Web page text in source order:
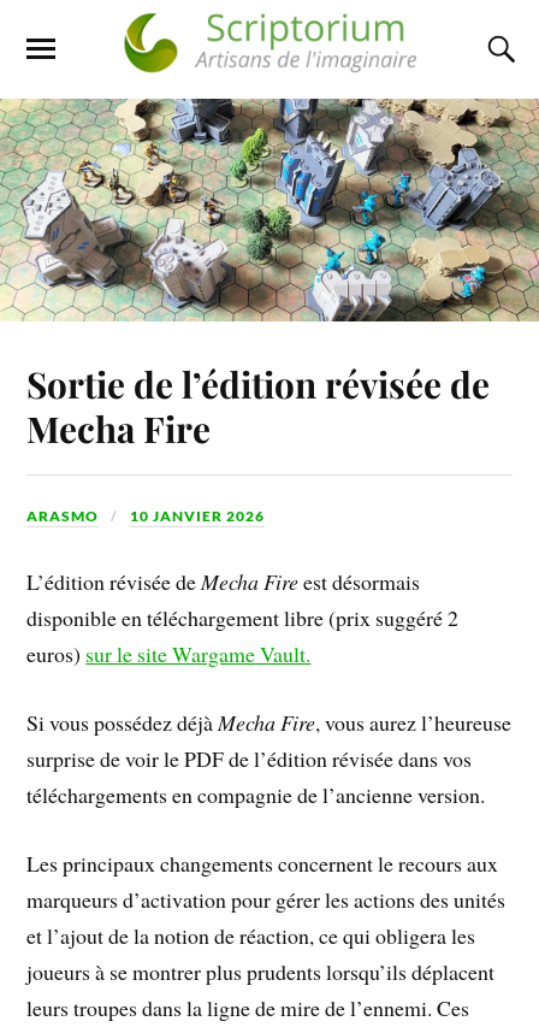
Sortie de l’édition révisée de
Mecha Fire
ARASMO 10 JANVIER 2026
L’édition révisée deMecha Fireest désormais
disponible en téléchargement libre (prix suggéré 2
euros) sur le site Wargame Vault.
Si vous possédez déjàMecha Fire, vous aurez l’heureuse
surprise de voir le PDF de l’édition révisée dans vos
téléchargements en compagnie de l’ancienne version.
Les principaux changements concernent le recours aux
marqueurs d’activation pour gérer les actions des unités
et l’ajout de la notion de réaction, ce qui obligera les
joueurs à se montrer plus prudents lorsqu’ils déplacent
leurs troupes dans la ligne de mire de l’ennemi. Ces